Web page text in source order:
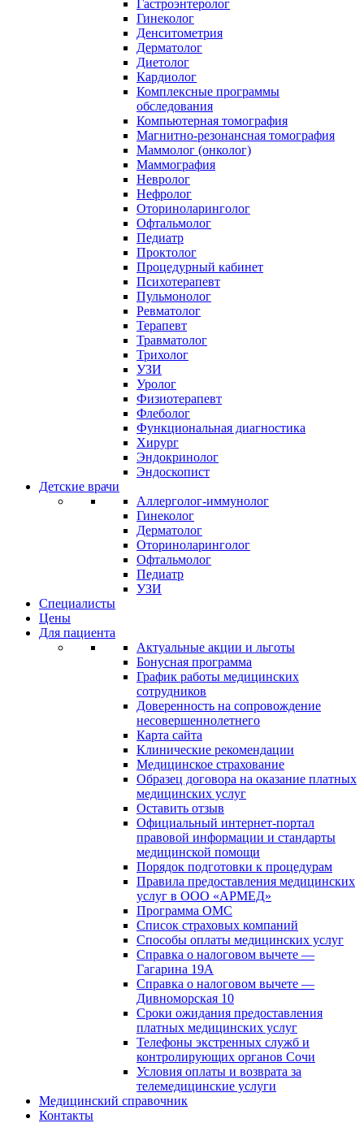
Гастроэнтеролог
Гинеколог
Денситометрия
Дерматолог
Диетолог
Кардиолог
Комплексные программы
обследования
Компьютерная томография
Магнитно-резонансная томография
Маммолог (онколог)
Маммография
Невролог
Нефролог
Оториноларинголог
Офтальмолог
Педиатр
Проктолог
Процедурный кабинет
Психотерапевт
Пульмонолог
Ревматолог
Терапевт
Травматолог
Трихолог
УЗИ
Уролог
Физиотерапевт
Флеболог
Функциональная диагностика
Хирург
Эндокринолог
Эндоскопист
Детские врачи
Аллерголог-иммунолог
Гинеколог
Дерматолог
Оториноларинголог
Офтальмолог
Педиатр
УЗИ
Специалисты
Цены
Для пациента
Актуальные акции и льготы
Бонусная программа
График работы медицинских
сотрудников
Доверенность на сопровождение
несовершеннолетнего
Карта сайта
Клинические рекомендации
Медицинское страхование
Образец договора на оказание платных
медицинских услуг
Оставить отзыв
Официальный интернет-портал
правовой информации и стандарты
медицинской помощи
Порядок подготовки к процедурам
Правила предоставления медицинских
услуг в ООО «АРМЕД»
Программа ОМС
Список страховых компаний
Способы оплаты медицинских услуг
Справка о налоговом вычете —
Гагарина 19А
Справка о налоговом вычете —
Дивноморская 10
Сроки ожидания предоставления
платных медицинских услуг
Телефоны экстренных служб и
контролирующих органов Сочи
Условия оплаты и возврата за
телемедицинские услуги
Медицинский справочник
Контакты